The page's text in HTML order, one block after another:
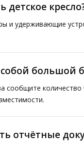
детское
и удерживающие
большой
сообщите
отчётные